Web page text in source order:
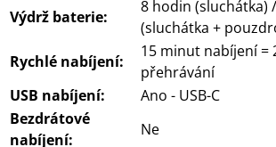
Výdrž baterie:
8 hodin (sluchátka)
(sluchátka +
Rychlé nabíjení:
15 minut nabíjení =
přehrávání
USB nabíjení:
Ano - USB-C
Bezdrátové
nabíjení:
Ne